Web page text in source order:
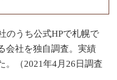
のうち公式HPで札幌で
会社を独自調査。実績
。（2021年4月26日調査